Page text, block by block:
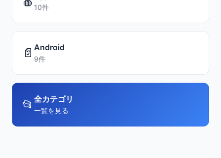
10件
📄 Android
9件
📂 全カテゴリ
一覧を見る